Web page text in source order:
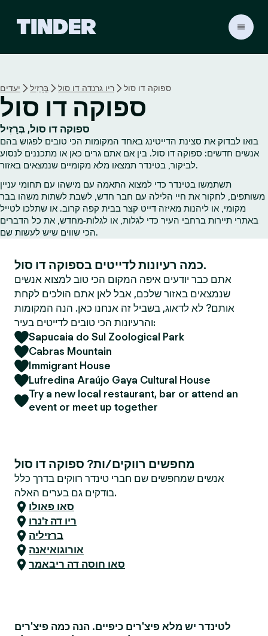
ת
ש
ל
י
נ
ד
יעדים בְּרָזִיל ריו גרנדה דו סול ספוקה דו סול
ספוקה דו סול
ספוקה דו סול, בְּרָזִיל
בואו לבדוק את סצינת הדייטינג באחד המקומות הכי טובים לפגוש בהם
אנשים חדשים: ספוקה דו סול. בין אם אתם גרים כאן או מתכננים לנסוע
לביקור, בטינדר תמצאו מלא מקומיים שנמצאים באזור.
תשתמשו בטינדר כדי למצוא התאמה עם מישהו עם תחומי עניין
משותפים, לחקור את חיי הלילה עם חבר חדש, לשבת לשתות משהו בבר
מקומי, או ליהנות מאיזה דייט קצר בבית קפה קרוב. או שתלכו לטייל
באתרי תיירות ברחבי העיר כדי לגלות, או לגלות‑מחדש, את כל הדברים
הכי שווים שיש לעשות שם.
כמה רעיונות לדייטים בספוקה דו סול.
אתם כבר יודעים איפה המקום הכי טוב למצוא אנשים
שנמצאים באזור שלכם, אבל לאן אתם הולכים לקחת
אותם? לא לדאוג, בשביל זה אנחנו כאן. הנה המקומות
והרעיונות הכי טובים לדייטים בעיר:
Sapucaia do Sul Zoological Park
Cabras Mountain
Immigrant House
Lufredina Araújo Gaya Cultural House
Try a new local restaurant, bar or attend an
event or meet up together
מחפשים רווקים/ות? ספוקה דו סול
אנשים שמחפשים שם חברי טינדר רווקים בדרך כלל
בודקים גם בערים האלה.
סאו פאולו
ריו דה ז'נרו
ברזיליה
אורוגואיאנה
סאו חוסה דה ריבאמר
לטינדר יש מלא פיצ'רים כיפיים. הנה כמה פיצ'רים